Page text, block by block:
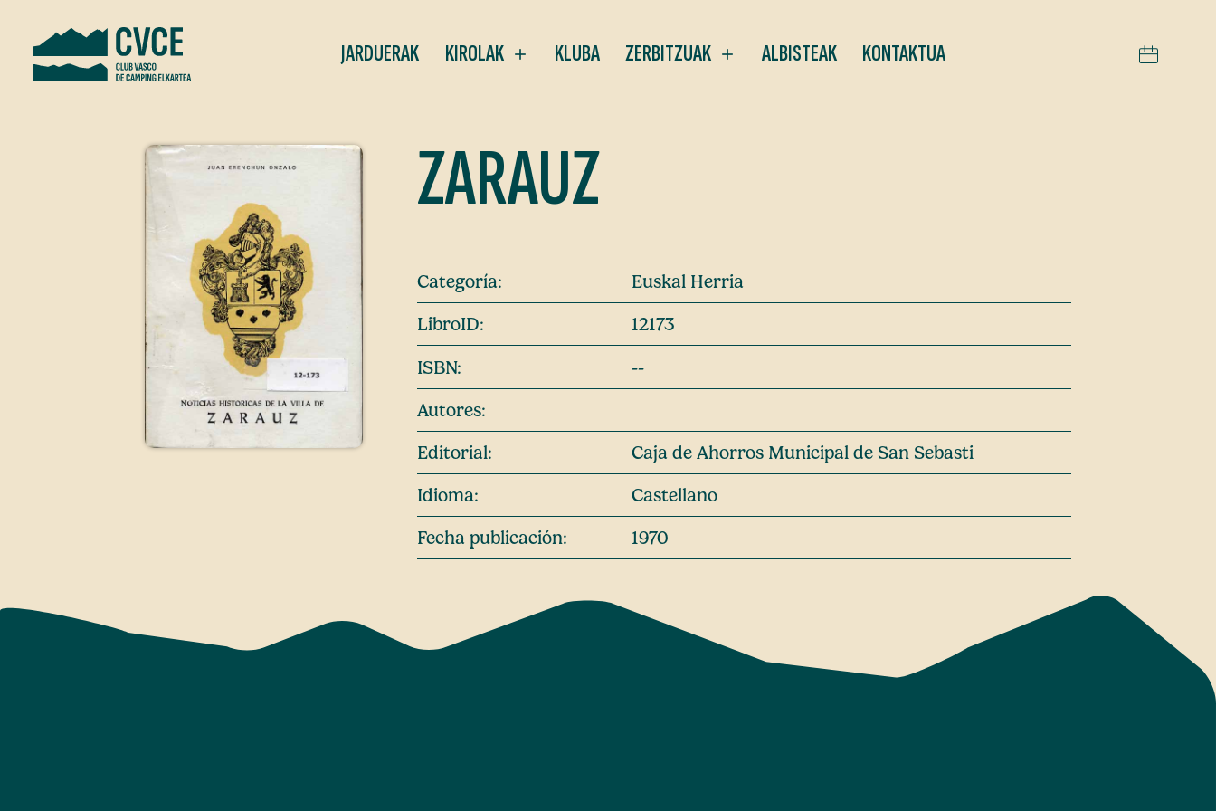
JARDUERAK KIROLAK KLUBA ZERBITZUAK ALBISTEAK KONTAKTUA
ZARAUZ
Categoría:
Euskal Herria
LibroID:
12173
ISBN:
--
Autores:
Editorial:
Caja de Ahorros Municipal de San Sebasti
Idioma:
Castellano
Fecha publicación:
1970